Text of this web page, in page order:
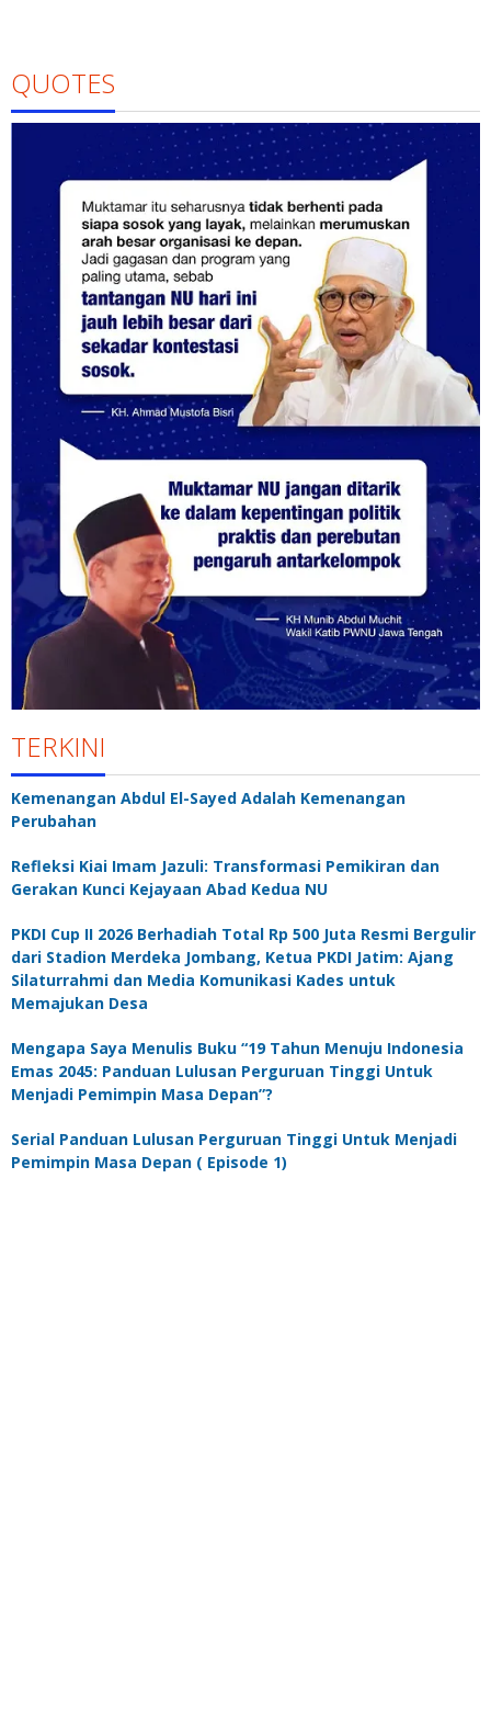
QUOTES
TERKINI
Kemenangan Abdul El-Sayed Adalah Kemenangan
Perubahan
Refleksi Kiai Imam Jazuli: Transformasi Pemikiran dan
Gerakan Kunci Kejayaan Abad Kedua NU
PKDI Cup II 2026 Berhadiah Total Rp 500 Juta Resmi Bergulir
dari Stadion Merdeka Jombang, Ketua PKDI Jatim: Ajang
Silaturrahmi dan Media Komunikasi Kades untuk
Memajukan Desa
Mengapa Saya Menulis Buku “19 Tahun Menuju Indonesia
Emas 2045: Panduan Lulusan Perguruan Tinggi Untuk
Menjadi Pemimpin Masa Depan”?
Serial Panduan Lulusan Perguruan Tinggi Untuk Menjadi
Pemimpin Masa Depan ( Episode 1)